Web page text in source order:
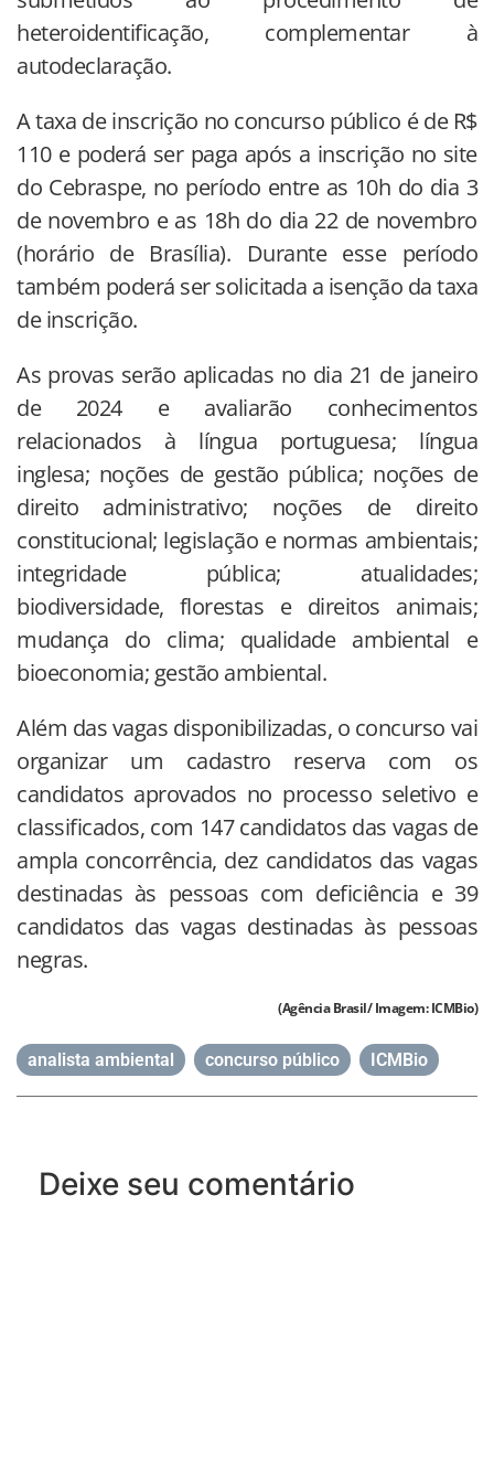
heteroidentificação, complementar à
autodeclaração.
A taxa de inscrição no concurso público é de R$
110 e poderá ser paga após a inscrição no site
do Cebraspe, no período entre as 10h do dia 3
de novembro e as 18h do dia 22 de novembro
(horário de Brasília). Durante esse período
também poderá ser solicitada a isenção da taxa
de inscrição.
As provas serão aplicadas no dia 21 de janeiro
de 2024 e avaliarão conhecimentos
relacionados à língua portuguesa; língua
inglesa; noções de gestão pública; noções de
direito administrativo; noções de direito
constitucional; legislação e normas ambientais;
integridade pública; atualidades;
biodiversidade, florestas e direitos animais;
mudança do clima; qualidade ambiental e
bioeconomia; gestão ambiental.
Além das vagas disponibilizadas, o concurso vai
organizar um cadastro reserva com os
candidatos aprovados no processo seletivo e
classificados, com 147 candidatos das vagas de
ampla concorrência, dez candidatos das vagas
destinadas às pessoas com deficiência e 39
candidatos das vagas destinadas às pessoas
negras.
(Agência Brasil/ Imagem: ICMBio)
analista ambiental concurso público ICMBio
Deixe seu comentário